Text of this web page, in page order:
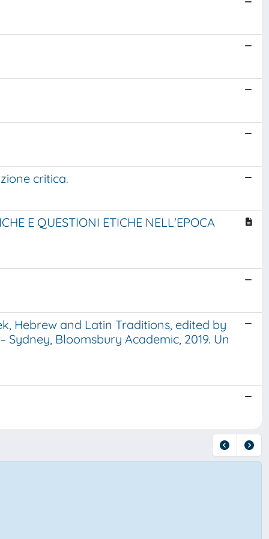
critica.
E QUESTIONI ETICHE NELL'EPOCA
Hebrew and Latin Traditions, edited by
Bloomsbury Academic, 2019. Un